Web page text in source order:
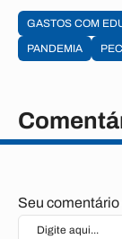
GASTOS COM
PANDEMIA
PEC
Seu